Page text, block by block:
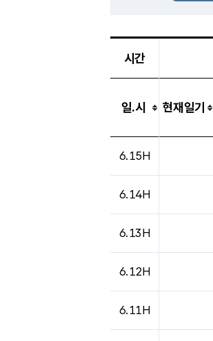
시간
일.시 현재일기
6.15H
6.14H
6.13H
6.12H
6.11H